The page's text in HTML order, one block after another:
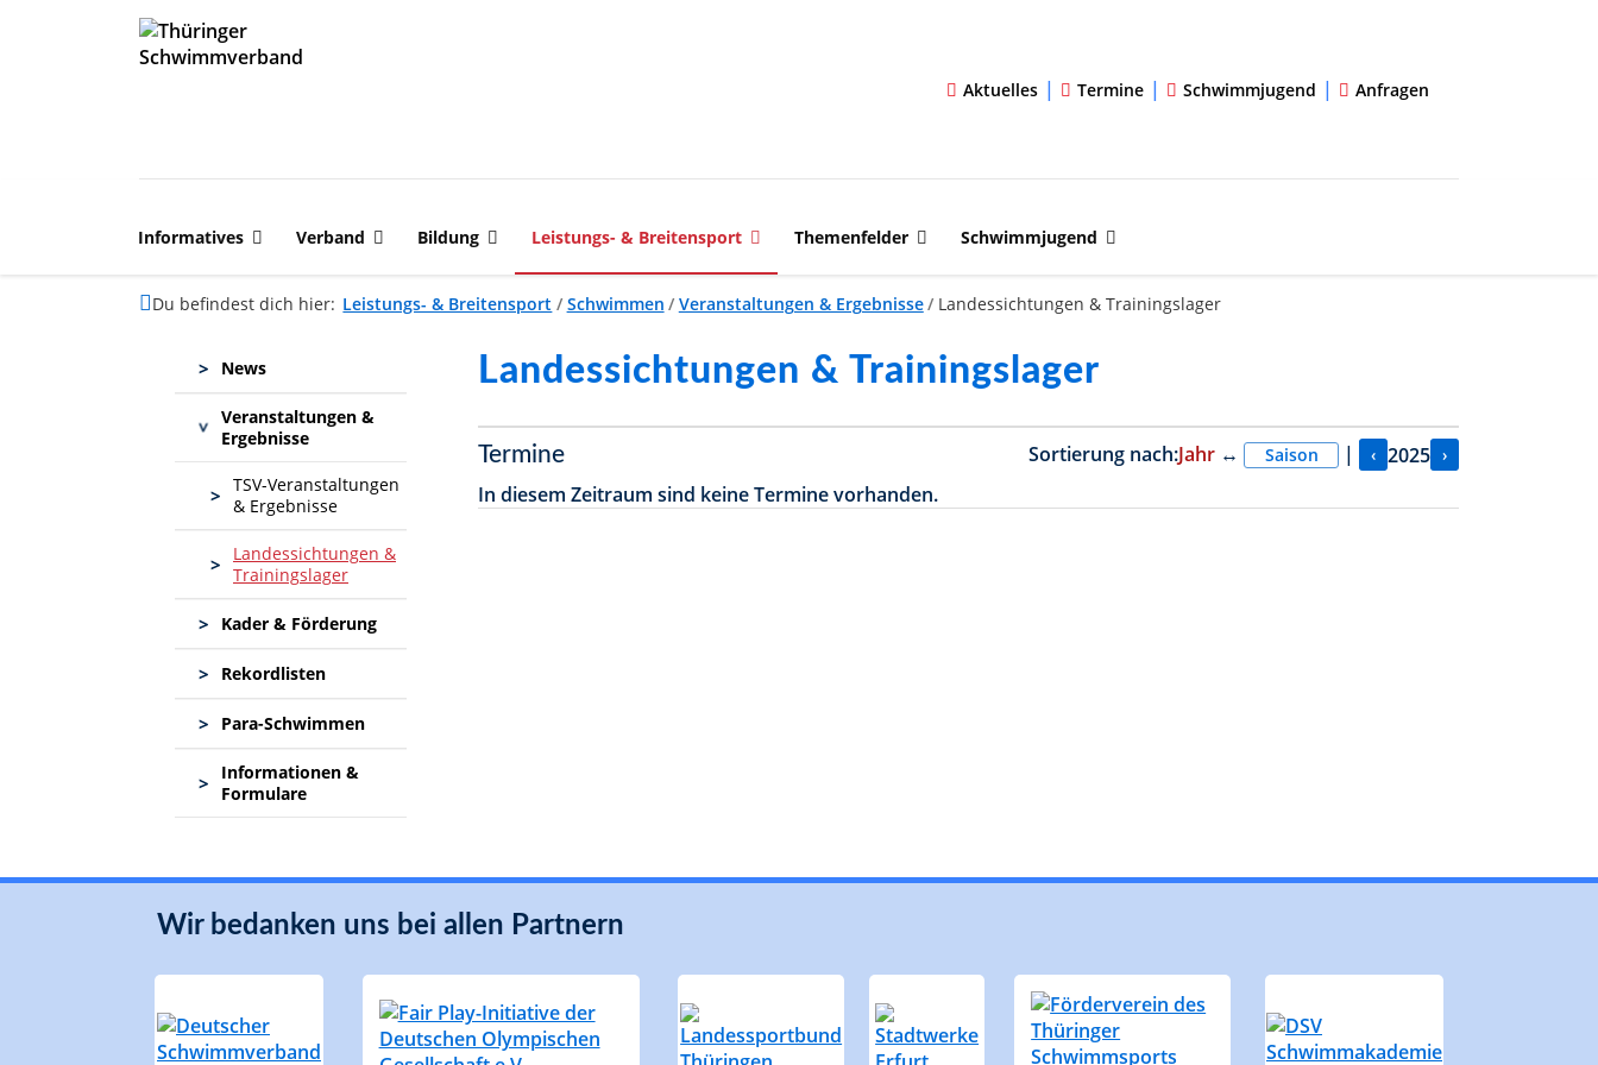
Aktuelles | Termine | Schwimmjugend | Anfragen
Informatives Verband Bildung Leistungs- & Breitensport Themenfelder Schwimmjugend
Du befindest dich hier: Leistungs- & Breitensport / Schwimmen / Veranstaltungen & Ergebnisse/ Landessichtungen & Trainingslager
> News
>
Veranstaltungen &
Ergebnisse
>
TSV-Veranstaltungen
& Ergebnisse
>
Landessichtungen &
Trainingslager
> Kader & Förderung
> Rekordlisten
> Para-Schwimmen
>
Informationen &
Formulare
Landessichtungen & Trainingslager
Termine Sortierung nach:Jahr ↔ Saison | ‹ 2025 ›
In diesem Zeitraum sind keine Termine vorhanden.
Wir bedanken uns bei allen Partnern